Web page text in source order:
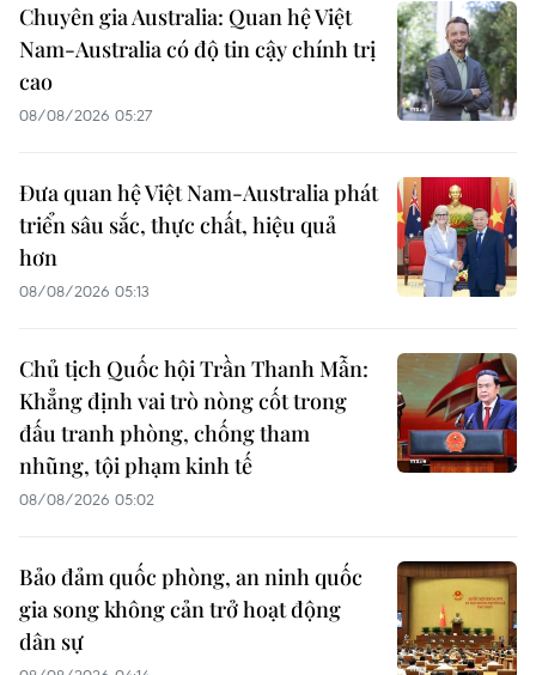
Chuyên gia Australia: Quan hệ Việt
Nam-Australia có độ tin cậy chính trị
cao
08/08/2026 05:27
Đưa quan hệ Việt Nam-Australia phát
triển sâu sắc, thực chất, hiệu quả
hơn
08/08/2026 05:13
Chủ tịch Quốc hội Trần Thanh Mẫn:
Khẳng định vai trò nòng cốt trong
đấu tranh phòng, chống tham
nhũng, tội phạm kinh tế
08/08/2026 05:02
Bảo đảm quốc phòng, an ninh quốc
gia song không cản trở hoạt động
dân sự